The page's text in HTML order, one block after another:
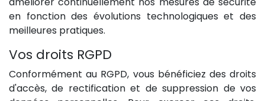
en fonction des évolutions technologiques et des
meilleures pratiques.
Vos droits RGPD
Conformément au RGPD, vous bénéficiez des droits
d'accès, de rectification et de suppression de vos